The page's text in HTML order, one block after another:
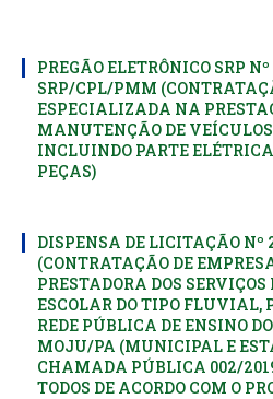
PREGÃO ELETRÔNICO SRP
SRP/CPL/PMM
ESPECIALIZADA NA
MANUTENÇÃO DE
INCLUINDO PARTE
PEÇAS)
DISPENSA DE LICITAÇÃO Nº
(CONTRATAÇÃO DE
PRESTADORA DOS
ESCOLAR DO TIPO FLUVIAL,
REDE PÚBLICA DE ENSINO
MOJU/PA (MUNICIPAL E
CHAMADA PÚBLICA 002/
TODOS DE ACORDO COM O